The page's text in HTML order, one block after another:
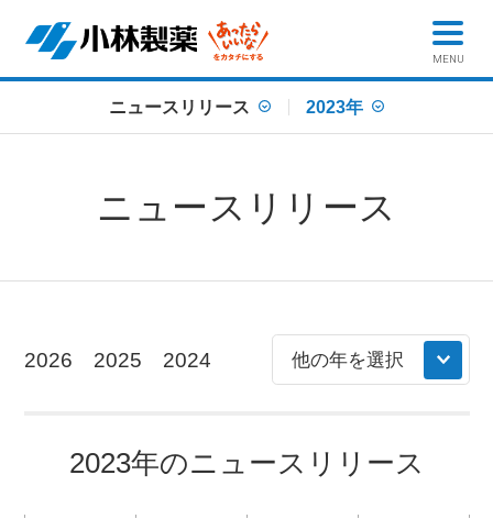
MENU
ニュースリリース 2023年
ニュースリリース
2026 2025 2024
2023年のニュースリリース